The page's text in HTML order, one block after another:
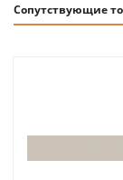
Сопутствующие